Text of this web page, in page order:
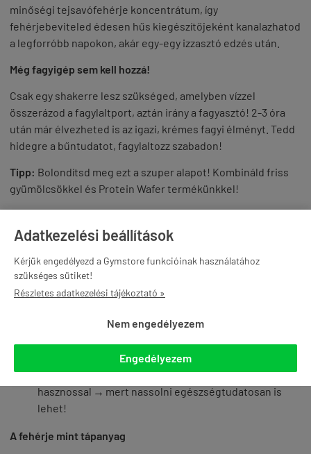
Adatkezelési beállítások
Kérjük engedélyezd a Gymstore funkcióinak használatához
szükséges sütiket!
Részletes adatkezelési tájékoztató »
Nem engedélyezem
Engedélyezem
minőségi tejsavófehérje koncentrátum, így
fehérjebeviteled édesen hűs kiegészítőjeként kanalazhatod
a legforróbb napokon, akár egy-egy izzasztó edzés után.
Még fagyigép sem kell hozzá!
Csak egy shakerre lesz szükséged, amelyben vízzel
összerázod a fagylaltport, aztán irány a fagyasztó! 2-3 óra
után már élvezheted is az igazi, krémes fagyi élményt. Tedd
hidegre a bűntudatot, fagylaltozz szabadon!
Tipp: Bolondítsd meg ezt a szuper alapot! Kombináld friss
gyümölcsökkel és Protein Wafertermékünkkel!
1 adagban (50 g por + 100 ml víz = 150 g fagyi):
2 29kcal energia
6
Fehérjebeviteled remek kiegészítője lehet, bármikor,
amikor csak megkívánod.
Neked ajánljuk, ha szereted összekötni a kellemest a
hasznossal → mert nassolni egészségtudatosan is
lehet!
Afehérje mint tápanyag